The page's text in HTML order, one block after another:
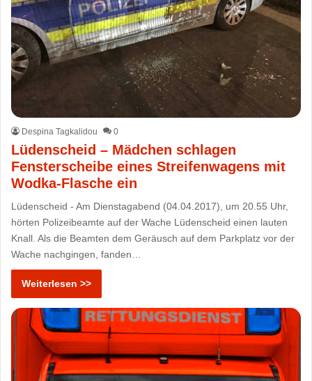
Despina Tagkalidou 0
Lüdenscheid – Mädchen schlagen
Fensterscheibe eines Streifenwagens mit
Wodka-Flasche ein
Lüdenscheid - Am Dienstagabend (04.04.2017), um 20.55 Uhr,
hörten Polizeibeamte auf der Wache Lüdenscheid einen lauten
Knall. Als die Beamten dem Geräusch auf dem Parkplatz vor der
Wache nachgingen, fanden…
Weiterlesen >>